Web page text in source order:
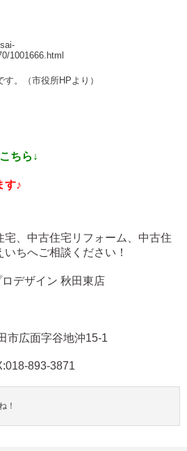
1001666.html
。（市役所HPより）
ちら↓
す♪
、中古住宅リフォーム、中古住
いちへご相談ください！
デザイン 秋田東店
広面字谷地沖15-1
893-3871
！